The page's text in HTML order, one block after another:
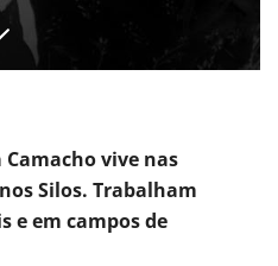
Camacho vive nas
Silos. Trabalham
e em campos de